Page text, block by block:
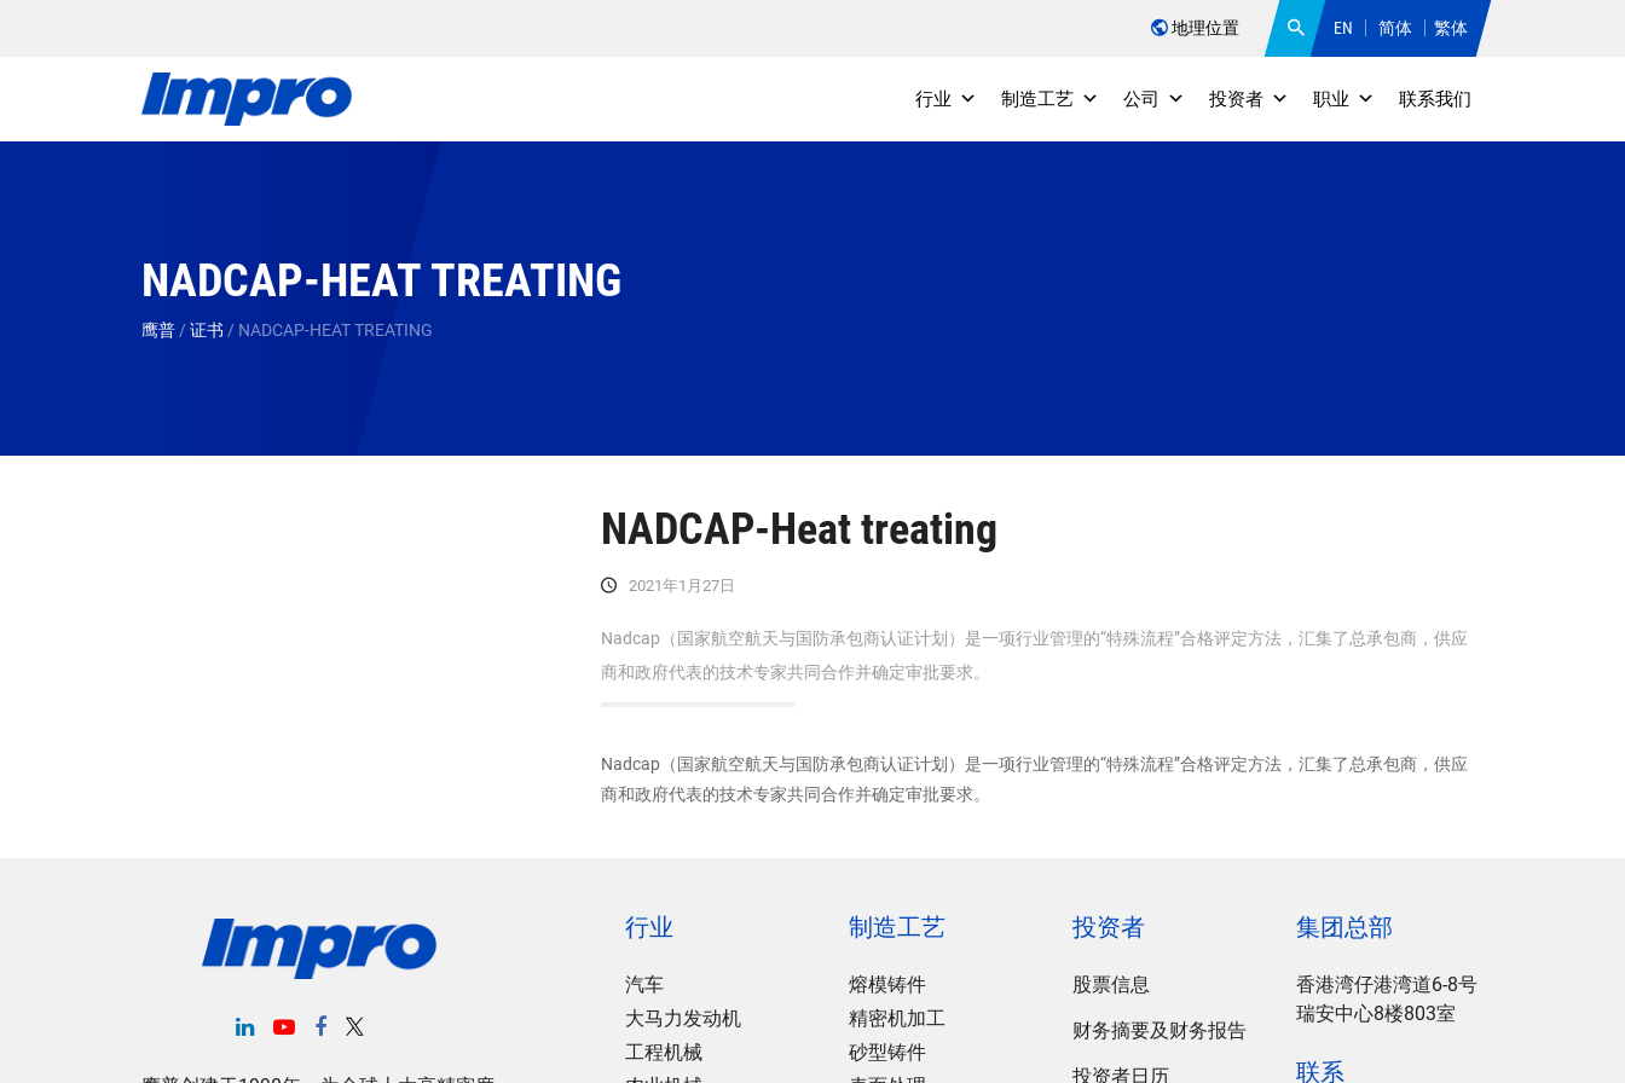
地理位置 EN 简体 繁体
行业 制造工艺 公司 投资者 职业 联系我们
NADCAP-HEAT TREATING
鹰普 / 证书 / NADCAP-HEAT TREATING
NADCAP-Heat treating
2021年1月27日
Nadcap（国家航空航天与国防承包商认证计划）是一项行业管理的“特殊流程”合格评定方法，汇集了总承包商，供应
商和政府代表的技术专家共同合作并确定审批要求。
Nadcap（国家航空航天与国防承包商认证计划）是一项行业管理的“特殊流程”合格评定方法，汇集了总承包商，供应
商和政府代表的技术专家共同合作并确定审批要求。
行业
汽车
大马力发动机
工程机械
制造工艺
熔模铸件
精密机加工
砂型铸件
投资者
股票信息
财务摘要及财务报告
投资者日历
集团总部
香港湾仔港湾道6-8号
瑞安中心8楼803室
联系